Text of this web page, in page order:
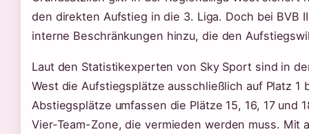
den direkten Aufstieg in die 3. Liga. Doch bei BVB
interne Beschränkungen hinzu, die den
Laut den Statistikexperten von Sky Sport sind in
West die Aufstiegsplätze ausschließlich auf Platz 1
Abstiegsplätze umfassen die Plätze 15, 16, 17 und
Vier-Team-Zone, die vermieden werden muss. Mit